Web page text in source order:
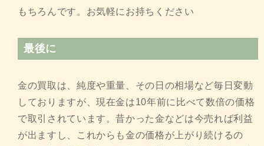
もちろんです。お気軽にお持ちください
最後に
金の買取は、純度や重量、その日の相場など毎日変動
しておりますが、現在金は10年前に比べて数倍の価格
で取引されています。昔かった金などは今売れば利益
が出ますし、これからも金の価格が上がり続けるの